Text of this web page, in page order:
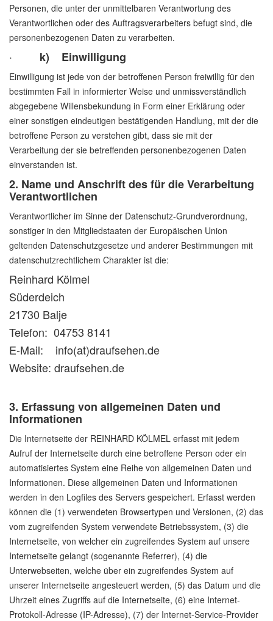
Personen, die unter der unmittelbaren Verantwortung des
Verantwortlichen oder des Auftragsverarbeiters befugt sind, die
personenbezogenen Daten zu verarbeiten.
· k) Einwilligung
Einwilligung ist jede von der betroffenen Person freiwillig für den
bestimmten Fall in informierter Weise und unmissverständlich
abgegebene Willensbekundung in Form einer Erklärung oder
einer sonstigen eindeutigen bestätigenden Handlung, mit der die
betroffene Person zu verstehen gibt, dass sie mit der
Verarbeitung der sie betreffenden personenbezogenen Daten
einverstanden ist.
2. Name und Anschrift des für die Verarbeitung
Verantwortlichen
Verantwortlicher im Sinne der Datenschutz-Grundverordnung,
sonstiger in den Mitgliedstaaten der Europäischen Union
geltenden Datenschutzgesetze und anderer Bestimmungen mit
datenschutzrechtlichem Charakter ist die:
Reinhard Kölmel
Süderdeich
21730 Balje
Telefon: 04753 8141
E-Mail: info(at)draufsehen.de
Website: draufsehen.de
3. Erfassung von allgemeinen Daten und
Informationen
Die Internetseite der REINHARD KÖLMEL erfasst mit jedem
Aufruf der Internetseite durch eine betroffene Person oder ein
automatisiertes System eine Reihe von allgemeinen Daten und
Informationen. Diese allgemeinen Daten und Informationen
werden in den Logfiles des Servers gespeichert. Erfasst werden
können die (1) verwendeten Browsertypen und Versionen, (2) das
vom zugreifenden System verwendete Betriebssystem, (3) die
Internetseite, von welcher ein zugreifendes System auf unsere
Internetseite gelangt (sogenannte Referrer), (4) die
Unterwebseiten, welche über ein zugreifendes System auf
unserer Internetseite angesteuert werden, (5) das Datum und die
Uhrzeit eines Zugriffs auf die Internetseite, (6) eine Internet-
Protokoll-Adresse (IP-Adresse), (7) der Internet-Service-Provider